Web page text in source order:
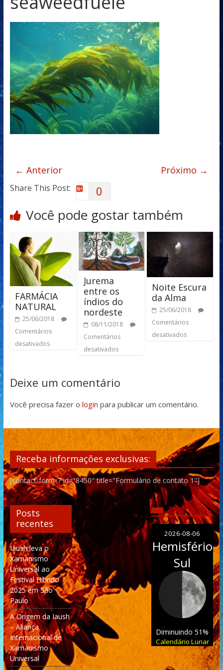
← Anterior Próximo →
Share This Post: 0
Você pode gostar também
FARMÁCIA
NATURAL
25/06/2018
Comentários
desativados
Jurema
entre os
índios do
nordeste
08/11/2018
Comentários
desativados
Noite Escura
da Alma
25/06/2018
Comentários
desativados
Deixe um comentário
Você precisa fazer o login para publicar um comentário.
Receba informações exclusivas:
[contact-form-7 id="8450" title="Formulário de contato 1"]
Posts
recentes
Iaush leva o
Xamanismo
Universal ao
Festival Híbrido
2025 em São
Paulo
A Origem da Iaush
– Aliança
Internacional de
Xamanismo
Universal
2026-08-06
Hemisfério
Sul
Diminuindo 51%
Calendário Lunar